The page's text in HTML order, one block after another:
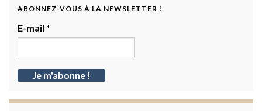
ABONNEZ-VOUS À LA NEWSLETTER !
E-mail *